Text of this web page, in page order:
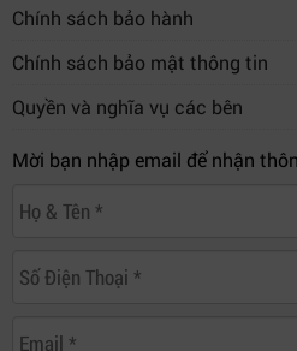
Chính sách bảo hành
Chính sách bảo mật thông tin
Quyền và nghĩa vụ các bên
Mời bạn nhập email để nhận